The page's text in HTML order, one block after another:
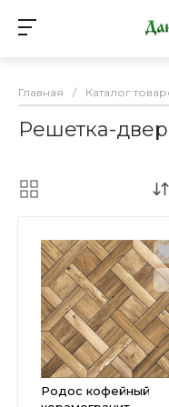
Главная / Каталог
Решетка-
Родос кофейный